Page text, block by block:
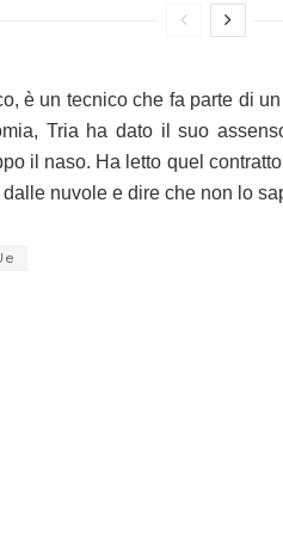
è un tecnico che fa parte di
Tria ha dato il suo
il naso. Ha letto quel
nuvole e dire che non lo